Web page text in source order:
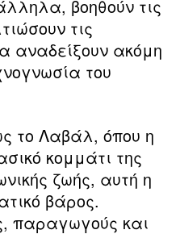
βοηθούν τις
τις
αναδείξουν ακόμη
του
το Λαβάλ, όπου η
κομμάτι της
ζωής, αυτή η
βάρος.
παραγωγούς και